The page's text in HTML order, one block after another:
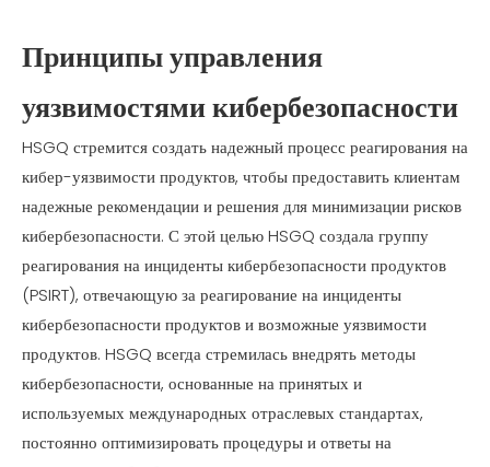
Принципы управления
уязвимостями кибербезопасности
HSGQ стремится создать надежный процесс реагирования на
кибер-уязвимости продуктов, чтобы предоставить клиентам
надежные рекомендации и решения для минимизации рисков
кибербезопасности. С этой целью HSGQ создала группу
реагирования на инциденты кибербезопасности продуктов
(PSIRT), отвечающую за реагирование на инциденты
кибербезопасности продуктов и возможные уязвимости
продуктов. HSGQ всегда стремилась внедрять методы
кибербезопасности, основанные на принятых и
используемых международных отраслевых стандартах,
постоянно оптимизировать процедуры и ответы на